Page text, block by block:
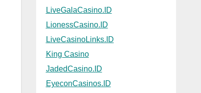
LiveGalaCasino.ID
LionessCasino.ID
LiveCasinoLinks.ID
King Casino
JadedCasino.ID
EyeconCasinos.ID